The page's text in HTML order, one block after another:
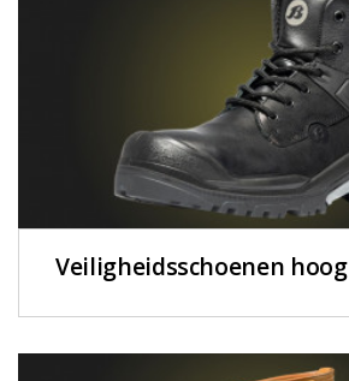
Veiligheidsschoenen hoog